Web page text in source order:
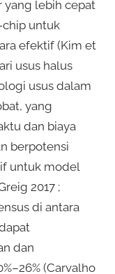
yang lebih cepat
untuk
efektif (Kim et
usus halus
usus dalam
yang
dan biaya
berpotensi
untuk model
2017 ;
di antara
dan
(Carvalho